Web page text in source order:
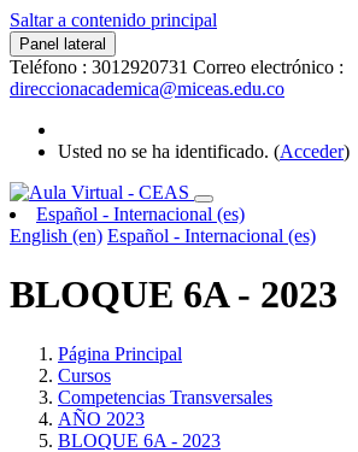
Saltar a contenido principal
Panel lateral
Teléfono : 3012920731 Correo electrónico :
direccionacademica@miceas.edu.co
Usted no se ha identificado. (Acceder)
Español - Internacional ‎(es)‎
English ‎(en)‎ Español - Internacional ‎(es)‎
BLOQUE 6A - 2023
Página Principal
Cursos
Competencias Transversales
AÑO 2023
BLOQUE 6A - 2023